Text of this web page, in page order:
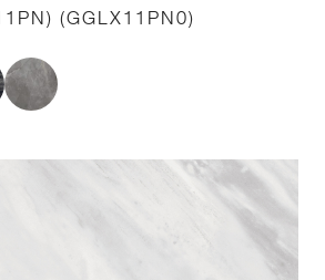
(GGLX11PN0)